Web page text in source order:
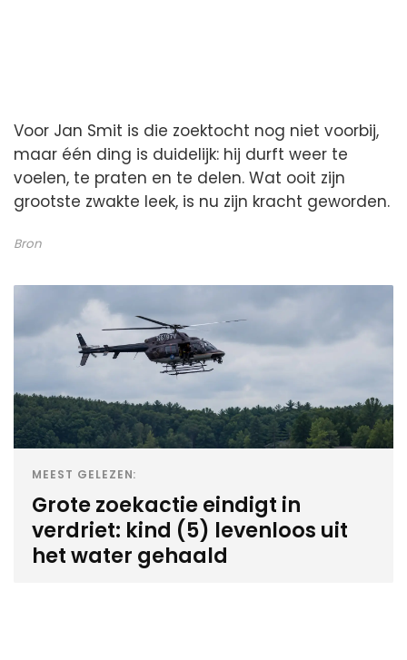
Voor Jan Smit is die zoektocht nog niet voorbij,
maar één ding is duidelijk: hij durft weer te
voelen, te praten en te delen. Wat ooit zijn
grootste zwakte leek, is nu zijn kracht geworden.
Bron
MEEST GELEZEN:
Grote zoekactie eindigt in
verdriet: kind (5) levenloos uit
het water gehaald